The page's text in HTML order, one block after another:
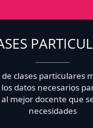
clases particulares
datos necesarios
mejor docente que
necesidades